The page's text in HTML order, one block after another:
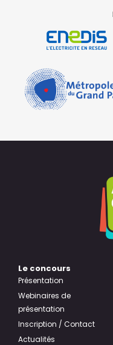
Le concours
Présentation
Webinaires de
présentation
Inscription / Contact
Actualités